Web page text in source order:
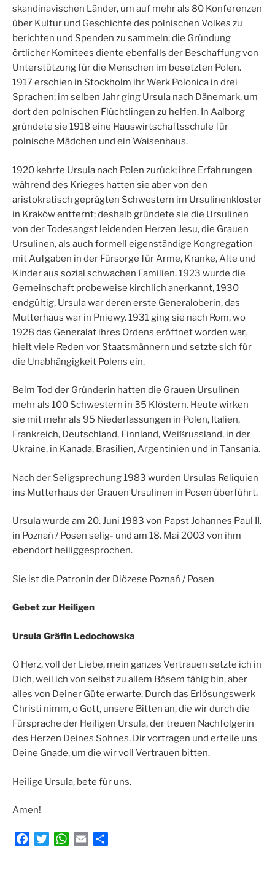
skandinavischen Länder, um auf mehr als 80 Konferenzen
über Kultur und Geschichte des polnischen Volkes zu
berichten und Spenden zu sammeln; die Gründung
örtlicher Komitees diente ebenfalls der Beschaffung von
Unterstützung für die Menschen im besetzten Polen.
1917 erschien in Stockholm ihr Werk Polonica in drei
Sprachen; im selben Jahr ging Ursula nach Dänemark, um
dort den polnischen Flüchtlingen zu helfen. In Aalborg
gründete sie 1918 eine Hauswirtschaftsschule für
polnische Mädchen und ein Waisenhaus.
1920 kehrte Ursula nach Polen zurück; ihre Erfahrungen
während des Krieges hatten sie aber von den
aristokratisch geprägten Schwestern im Ursulinenkloster
in Kraków entfernt; deshalb gründete sie die Ursulinen
von der Todesangst leidenden Herzen Jesu, die Grauen
Ursulinen, als auch formell eigenständige Kongregation
mit Aufgaben in der Fürsorge für Arme, Kranke, Alte und
Kinder aus sozial schwachen Familien. 1923 wurde die
Gemeinschaft probeweise kirchlich anerkannt, 1930
endgültig, Ursula war deren erste Generaloberin, das
Mutterhaus war in Pniewy. 1931 ging sie nach Rom, wo
1928 das Generalat ihres Ordens eröffnet worden war,
hielt viele Reden vor Staatsmännern und setzte sich für
die Unabhängigkeit Polens ein.
Beim Tod der Gründerin hatten die Grauen Ursulinen
mehr als 100 Schwestern in 35 Klöstern. Heute wirken
sie mit mehr als 95 Niederlassungen in Polen, Italien,
Frankreich, Deutschland, Finnland, Weißrussland, in der
Ukraine, in Kanada, Brasilien, Argentinien und in Tansania.
Nach der Seligsprechung 1983 wurden Ursulas Reliquien
ins Mutterhaus der Grauen Ursulinen in Posen überführt.
Ursula wurde am 20. Juni 1983 von Papst Johannes Paul II.
in Poznań / Posen selig- und am 18. Mai 2003 von ihm
ebendort heiliggesprochen.
Sie ist die Patronin der Diözese Poznań / Posen
Gebet zur Heiligen
Ursula Gräfin Ledochowska
O Herz, voll der Liebe, mein ganzes Vertrauen setzte ich in
Dich, weil ich von selbst zu allem Bösem fähig bin, aber
alles von Deiner Güte erwarte. Durch das Erlösungswerk
Christi nimm, o Gott, unsere Bitten an, die wir durch die
Fürsprache der Heiligen Ursula, der treuen Nachfolgerin
des Herzen Deines Sohnes, Dir vortragen und erteile uns
Deine Gnade, um die wir voll Vertrauen bitten.
Heilige Ursula, bete für uns.
Amen!
W